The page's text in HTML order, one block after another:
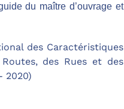
du maître d’ouvrage et
des Caractéristiques
des Rues et des
2020)